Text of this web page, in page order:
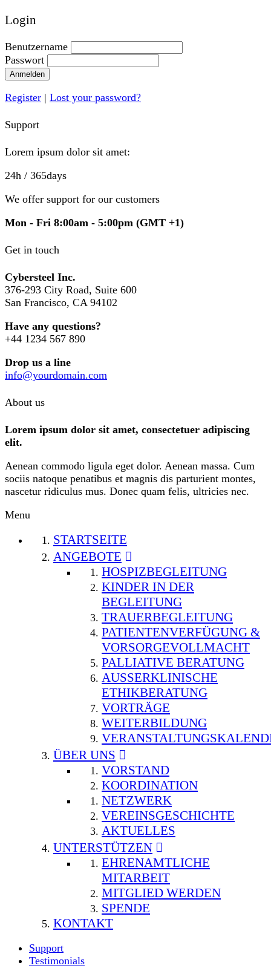
Login
Benutzername
Passwort
Anmelden
Register | Lost your password?
Support
Lorem ipsum dolor sit amet:
24h / 365days
We offer support for our customers
Mon - Fri 8:00am - 5:00pm (GMT +1)
Get in touch
Cybersteel Inc.
376-293 City Road, Suite 600
San Francisco, CA 94102
Have any questions?
+44 1234 567 890
Drop us a line
info@yourdomain.com
About us
Lorem ipsum dolor sit amet, consectetuer adipiscing
elit.
Aenean commodo ligula eget dolor. Aenean massa. Cum
sociis natoque penatibus et magnis dis parturient montes,
nascetur ridiculus mus. Donec quam felis, ultricies nec.
Menu
STARTSEITE
ANGEBOTE
HOSPIZBEGLEITUNG
KINDER IN DER
BEGLEITUNG
TRAUERBEGLEITUNG
PATIENTENVERFÜGUNG &
VORSORGEVOLLMACHT
PALLIATIVE BERATUNG
AUSSERKLINISCHE E
THIKBERATUNG
VORTRÄGE
WEITERBILDUNG
ÜBER UNS
VORSTAND
KOORDINATION
NETZWERK
VEREINSGESCHICHTE
AKTUELLES
UNTERSTÜTZEN
EHRENAMTLICHE
MITARBEIT
MITGLIED WERDEN
SPENDE
KONTAKT
Support
Testimonials